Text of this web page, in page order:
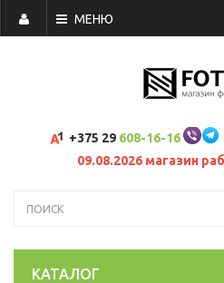
МЕНЮ
+375 29 608-16-16
09.08.2026 магазин
КАТАЛОГ